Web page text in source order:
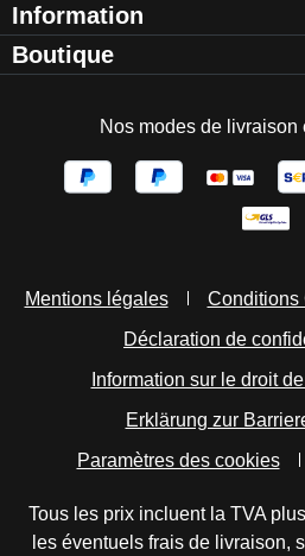
Information
Boutique
Nos modes de livraison
Mentions légales
Conditions
Déclaration de
Information sur le droit
Erklärung zur
Paramètres des cookies
Tous les prix incluent la TVA
les éventuels frais de livraison,